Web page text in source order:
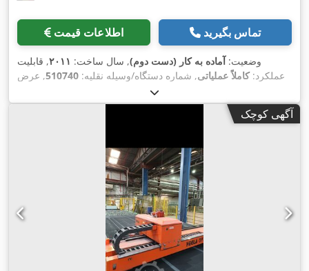
اطلاعات قیمت تماس بگیرید
وضعیت:آماده به کار (دست دوم), سال ساخت: ۲۰۱۱, قابلیت
عملکرد:کاملاً عملیاتی, شماره دستگاه/وسیله نقلیه: 510740, عرض
, طول کل:
کیلوگرم, جریان ورودی: ۳۳ A , نوع جریان ورودی:سه فاز, ولتاژ
, فرکانس ورودی:
آگهی کوچک